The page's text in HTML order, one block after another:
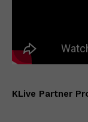
KLive Partner